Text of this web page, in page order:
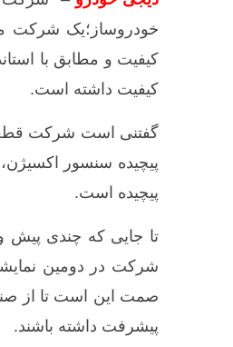
خودروساز؛یک شرکت
کیفیت و مطابق با
کیفیت داشته است.
گفتنی است شرکت
پیچیده‌ سنسور
پیچیده است.
تا جایی که چندی پیش
شرکت در دومین
صمت این است تا از
پیشرفت داشته باشند.